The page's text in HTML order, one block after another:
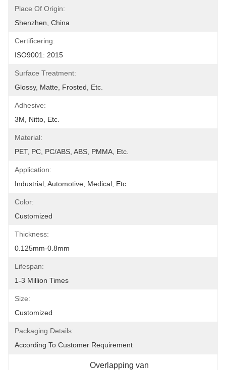
Place Of Origin:
Shenzhen, China
Certificering:
ISO9001: 2015
Surface Treatment:
Glossy, Matte, Frosted, Etc.
Adhesive:
3M, Nitto, Etc.
Material:
PET, PC, PC/ABS, ABS, PMMA, Etc.
Application:
Industrial, Automotive, Medical, Etc.
Color:
Customized
Thickness:
0.125mm-0.8mm
Lifespan:
1-3 Million Times
Size:
Customized
Packaging Details:
According To Customer Requirement
Overlapping van